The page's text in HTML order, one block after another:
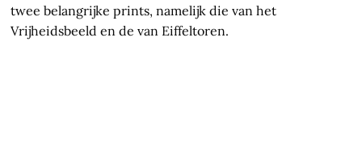
twee belangrijke prints, namelijk die van het
Vrijheidsbeeld en de van Eiffeltoren.